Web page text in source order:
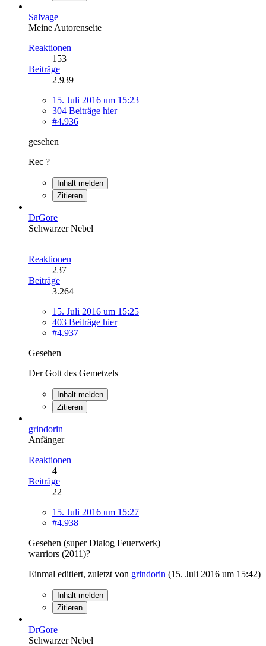
Salvage
Meine Autorenseite
Reaktionen
153
Beiträge
2.939
15. Juli 2016 um 15:23
304 Beiträge hier
#4.936
gesehen
Rec ?
Inhalt melden
Zitieren
DrGore
Schwarzer Nebel
Reaktionen
237
Beiträge
3.264
15. Juli 2016 um 15:25
403 Beiträge hier
#4.937
Gesehen
Der Gott des Gemetzels
Inhalt melden
Zitieren
grindorin
Anfänger
Reaktionen
4
Beiträge
22
15. Juli 2016 um 15:27
#4.938
Gesehen (super Dialog Feuerwerk)
warriors (2011)?
Einmal editiert, zuletzt von grindorin (15. Juli 2016 um 15:42)
Inhalt melden
Zitieren
DrGore
Schwarzer Nebel